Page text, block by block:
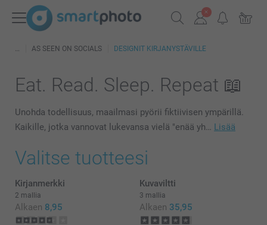
AS SEEN ON SOCIALS DESIGNIT KIRJANYSTÄVILLE
Eat. Read. Sleep. Repeat 📖
Unohda todellisuus, maailmasi pyörii fiktiivisen ympärillä.
Kaikille, jotka vannovat lukevansa vielä "enää yh… Lisää
Valitse tuotteesi
Kirjanmerkki
2 mallia
Alkaen 8,95
Kuvaviltti
3 mallia
Alkaen 35,95